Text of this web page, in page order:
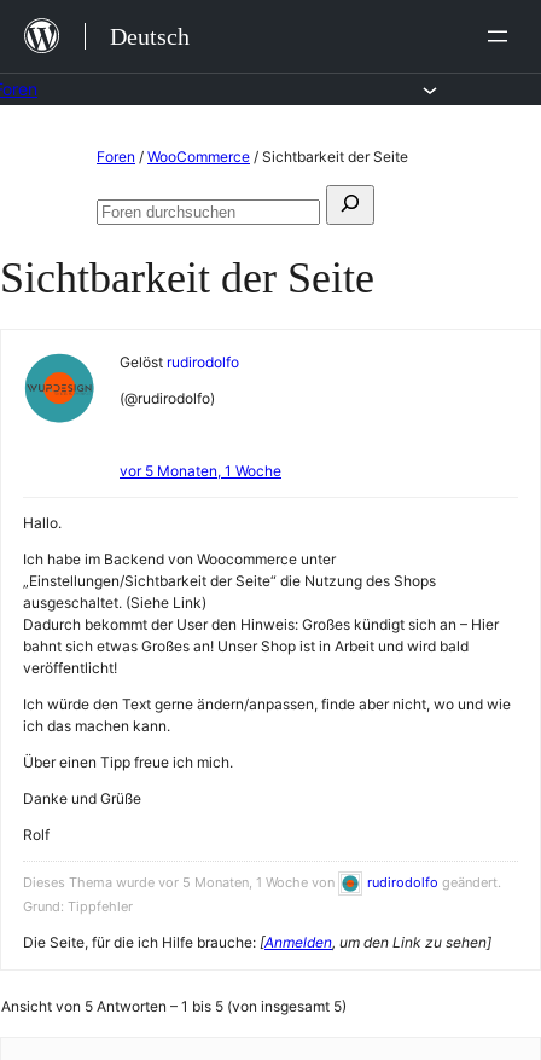
Zum
Inhalt
springen
Deutsch
Foren / WooCommerce / Sichtbarkeit der Seite
Suchen
Foren
Sichtbarkeit der Seite
Gelöst rudirodolfo
(@rudirodolfo)
vor 5 Monaten, 1 Woche
Hallo.
Ich habe im Backend von Woocommerce unter
„Einstellungen/Sichtbarkeit der Seite“ die Nutzung des Shops
ausgeschaltet. (Siehe Link)
Dadurch bekommt der User den Hinweis: Großes kündigt sich an – Hier
bahnt sich etwas Großes an! Unser Shop ist in Arbeit und wird bald
veröffentlicht!
Ich würde den Text gerne ändern/anpassen, finde aber nicht, wo und wie
ich das machen kann.
Über einen Tipp freue ich mich.
Danke und Grüße
Rolf
Dieses Thema wurde vor 5 Monaten, 1 Woche von rudirodolfo geändert.
Grund: Tippfehler
Die Seite, für die ich Hilfe brauche: [Anmelden, um den Link zu sehen]
Ansicht von 5 Antworten – 1 bis 5 (von insgesamt 5)